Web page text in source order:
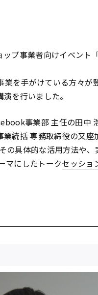
プ事業者向けイベント
業を手がけている方々が
を行いました。
事業部 主任の田中
業統括 専務取締役の又座
の具体的な活用方法や
マにしたトークセッショ